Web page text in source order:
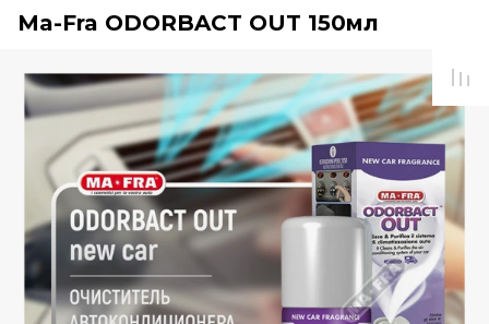
Ma-Fra ODORBACT OUT 150мл